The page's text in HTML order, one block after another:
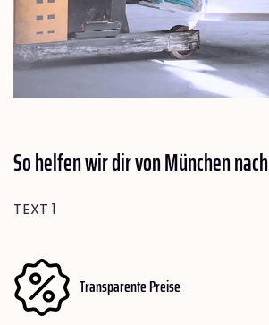
So helfen wir dir von München nach
TEXT 1
Transparente Preise